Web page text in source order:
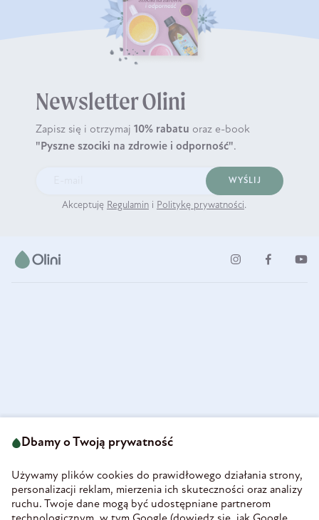
Newsletter Olini
Zapisz się i otrzymaj 10% rabatu oraz e-book
"Pyszne szociki na zdrowie i odporność".
WYŚLIJ
Akceptuję Regulamin i Politykę prywatności.
58-160 Świebodzice
REGON 890213034
INFORMACJE
Dbamy o Twoją prywatność
Używamy plików cookies do prawidłowego działania strony,
personalizacji reklam, mierzenia ich skuteczności oraz analizy
ruchu. Twoje dane mogą być udostępniane partnerom